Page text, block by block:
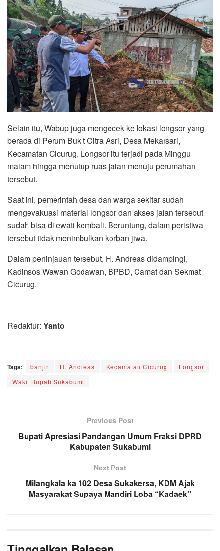
Selain itu, Wabup juga mengecek ke lokasi longsor yang
berada di Perum Bukit Citra Asri, Desa Mekarsari,
Kecamatan Cicurug. Longsor itu terjadi pada Minggu
malam hingga menutup ruas jalan menuju perumahan
tersebut.
Saat ini, pemerintah desa dan warga sekitar sudah
mengevakuasi material longsor dan akses jalan tersebut
sudah bisa dilewati kembali. Beruntung, dalam peristiwa
tersebut tidak menimbulkan korban jiwa.
Dalam peninjauan tersebut, H. Andreas didampingi,
Kadinsos Wawan Godawan, BPBD, Camat dan Sekmat
Cicurug.
Redaktur: Yanto
Tags: banjir H. Andreas Kecamatan Cicurug
Longsor
Wakil Bupati Sukabumi
Previous Post
Bupati Apresiasi Pandangan Umum Fraksi DPRD
Kabupaten Sukabumi
Next Post
Milangkala ka 102 Desa Sukakersa, KDM Ajak
Masyarakat Supaya Mandiri Loba “Kadaek”